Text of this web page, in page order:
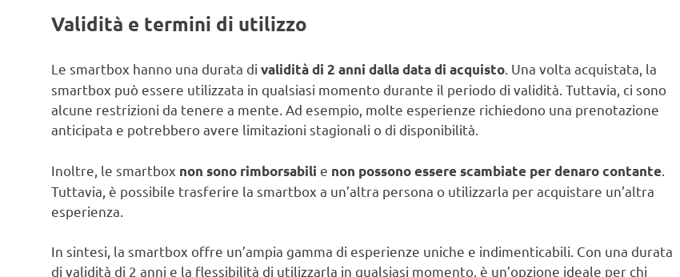
Validità e termini di utilizzo
Le smartbox hanno una durata di validità di 2 anni dalla data di acquisto. Una volta acquistata, la
smartbox può essere utilizzata in qualsiasi momento durante il periodo di validità. Tuttavia, ci sono
alcune restrizioni da tenere a mente. Ad esempio, molte esperienze richiedono una prenotazione
anticipata e potrebbero avere limitazioni stagionali o di disponibilità.
Inoltre, le smartbox non sono rimborsabili e non possono essere scambiate per denaro contante
Tuttavia, è possibile trasferire la smartbox a un’altra persona o utilizzarla per acquistare un’altra
esperienza.
In sintesi, la smartbox offre un’ampia gamma di esperienze uniche e indimenticabili. Con una durata
di validità di 2 anni e la flessibilità di utilizzarla in qualsiasi momento, è un’opzione ideale per chi